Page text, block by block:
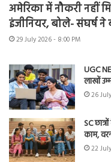
अमेरिका में नौकरी नहीं
इंजीनियर, बोले- संघर्ष
29 July 2026 - 8:00 PM
UGC
लाखों
26
SC
काम,
22